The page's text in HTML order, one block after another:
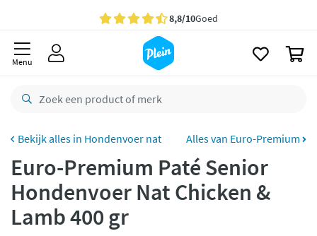
Gratisbezorging vanaf 35,- *
Bestelling uiterlijkzaterdag
retourneren
CO2 neutraal bezorgd
Betaal met Klarna
Menu
Hondenvoer nat Alles van Euro-Premium
Euro-Premium Paté Senior
Hondenvoer Nat Chicken &
Lamb 400 gr